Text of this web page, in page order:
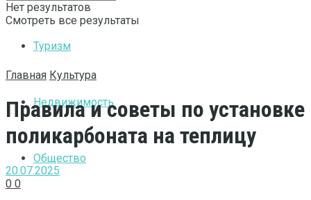
Туризм
Недвижимость
Общество
Нет результатов
Смотреть все результаты
Главная Культура
Правила и советы по установке
поликарбоната на теплицу
20.07.2025
0 0